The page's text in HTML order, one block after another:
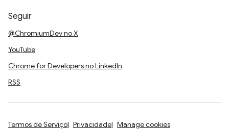
Seguir
@ChromiumDev no X
YouTube
Chrome for Developers no LinkedIn
RSS
Termos de Serviço Privacidade Manage cookies